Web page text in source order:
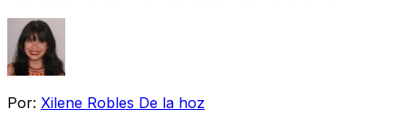
Por: Xilene Robles De la hoz